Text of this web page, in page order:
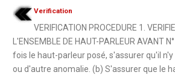
Verification
VERIFICATION PROCEDURE 1.
L'ENSEMBLE DE HAUT-PARLEUR AVANT
fois le haut-parleur posé, s'assurer qu'il n'y
ou d'autre anomalie. (b) S'assurer que le